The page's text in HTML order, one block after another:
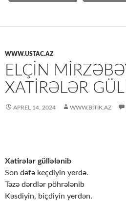
WWW.USTAC.AZ
ELÇIN
XATIRƏLƏR
APREL 14, 2024 WWW.BITIK.AZ
Xatirələr güllələnib
Son dəfə keçdiyin yerdə.
Təzə dərdlər pöhrələnib
Kəsdiyin, biçdiyin yerdən.